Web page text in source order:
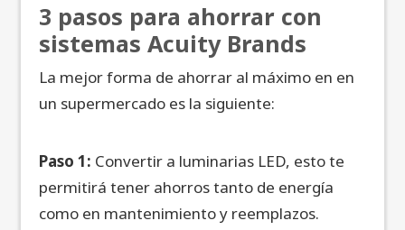
3 pasos para ahorrar con
sistemas Acuity Brands
La mejor forma de ahorrar al máximo en en
un supermercado es la siguiente:
Paso 1: Convertir a luminarias LED, esto te
permitirá tener ahorros tanto de energía
como en mantenimiento y reemplazos.